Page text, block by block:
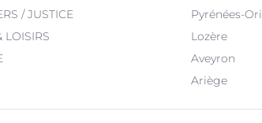
/ JUSTICE
LOISIRS
Pyrénées-
Lozère
Aveyron
Ariège